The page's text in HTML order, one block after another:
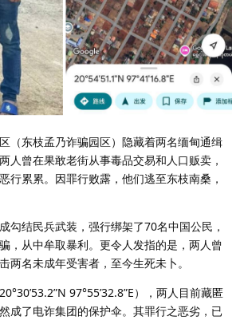
（东枝孟乃诈骗园区）隐藏着两名缅甸通缉
曾在果敢老街从事毒品交易和人口贩卖，
行累累。因罪行败露，他们逃至东枝南桑，
勾结民兵武装，强行绑架了70名中国公民，
，从中牟取暴利。更令人发指的是，两人曾
两名未成年受害者，至今生死未卜。
97°55’32.8”E），两人目前藏匿
成了电诈集团的保护伞。其罪行之恶劣，已